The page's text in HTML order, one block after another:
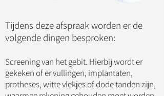
Tijdens deze afspraak worden er de
volgende dingen besproken:
Screening van het gebit. Hierbij wordt er
gekeken of er vullingen, implantaten,
protheses, witte vlekjes of dode tanden zijn,